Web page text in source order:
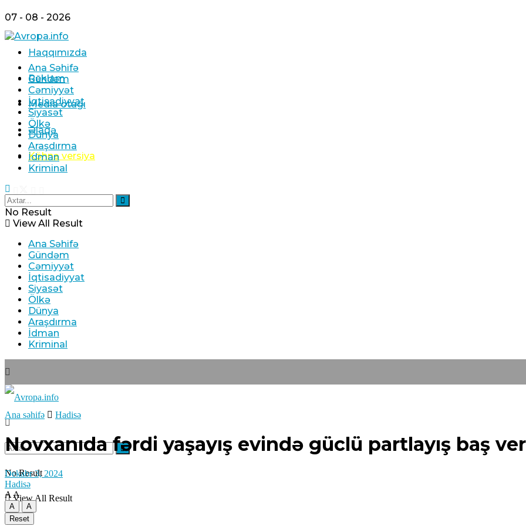
07 - 08 - 2026
Haqqımızda
Reklam
Media otağı
Əlaqə
Köhnə versiya
Ana Səhifə
Gündəm
Cəmiyyət
İqtisadiyyat
Siyasət
Ölkə
Dünya
Araşdırma
İdman
Kriminal
No Result
View All Result
Ana Səhifə
Gündəm
Cəmiyyət
İqtisadiyyat
Siyasət
Ölkə
Dünya
Araşdırma
İdman
Kriminal
No Result
View All Result
Ana səhifə Hadisə
Novxanıda fərdi yaşayış evində güclü partlayış baş
Dekabr 3, 2024
Hadisə
A A
A
A
Reset